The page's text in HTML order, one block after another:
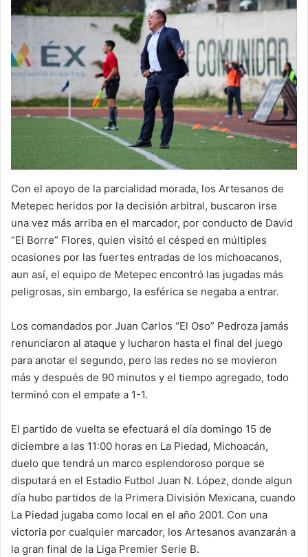
Con el apoyo de la parcialidad morada, los Artesanos de
Metepec heridos por la decisión arbitral, buscaron irse
una vez más arriba en el marcador, por conducto de David
“El Borre” Flores, quien visitó el césped en múltiples
ocasiones por las fuertes entradas de los michoacanos,
aun así, el equipo de Metepec encontró las jugadas más
peligrosas, sin embargo, la esférica se negaba a entrar.
Los comandados por Juan Carlos “El Oso” Pedroza jamás
renunciaron al ataque y lucharon hasta el final del juego
para anotar el segundo, pero las redes no se movieron
más y después de 90 minutos y el tiempo agregado, todo
terminó con el empate a 1-1.
El partido de vuelta se efectuará el día domingo 15 de
diciembre a las 11:00 horas en La Piedad, Michoacán,
duelo que tendrá un marco esplendoroso porque se
disputará en el Estadio Futbol Juan N. López, donde algun
día hubo partidos de la Primera División Mexicana, cuando
La Piedad jugaba como local en el año 2001. Con una
victoria por cualquier marcador, los Artesanos avanzarán a
la gran final de la Liga Premier Serie B.